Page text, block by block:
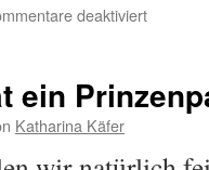
deaktiviertfür
und
I.
ein
Katharina Käfer